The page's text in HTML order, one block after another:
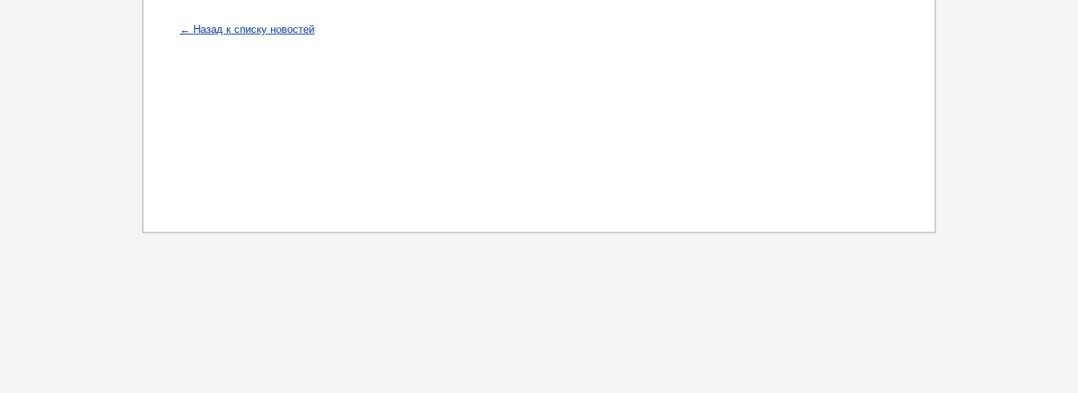
← Назад к списку новостей